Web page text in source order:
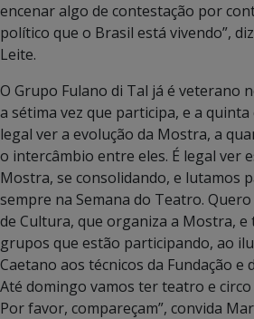
encenar algo de contestação por
político que o Brasil está vivendo”,
Leite.
O Grupo Fulano di Tal já é veterano
a sétima vez que participa, e a quinta
legal ver a evolução da Mostra, a
o intercâmbio entre eles. É legal ver
Mostra, se consolidando, e lutamos
sempre na Semana do Teatro.
de Cultura, que organiza a Mostra,
grupos que estão participando, ao
Caetano aos técnicos da Fundação e
Até domingo vamos ter teatro e circo
Por favor, compareçam”, convida